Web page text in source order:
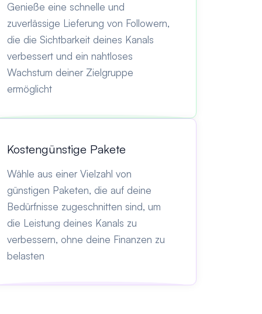
Genieße eine schnelle und
zuverlässige Lieferung von Followern,
die die Sichtbarkeit deines Kanals
verbessert und ein nahtloses
Wachstum deiner Zielgruppe
ermöglicht
Kostengünstige Pakete
Wähle aus einer Vielzahl von
günstigen Paketen, die auf deine
Bedürfnisse zugeschnitten sind, um
die Leistung deines Kanals zu
verbessern, ohne deine Finanzen zu
belasten